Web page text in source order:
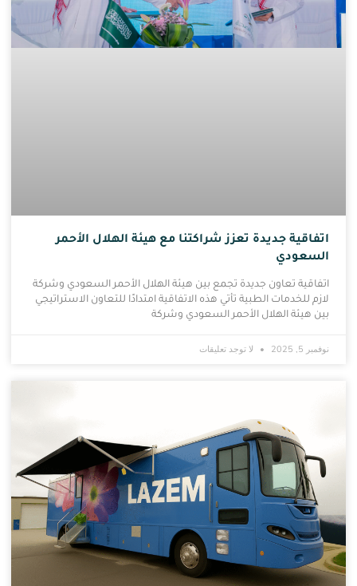
اتفاقية جديدة تعزز شراكتنا مع هيئة الهلال الأحمر
السعودي
اتفاقية تعاون جديدة تجمع بين هيئة الهلال الأحمر السعودي وشركة
لازم للخدمات الطبية تأتي هذه الاتفاقية امتدادًا للتعاون الاستراتيجي
بين هيئة الهلال الأحمر السعودي وشركة
نوفمبر 5, 2025 لا توجد تعليقات